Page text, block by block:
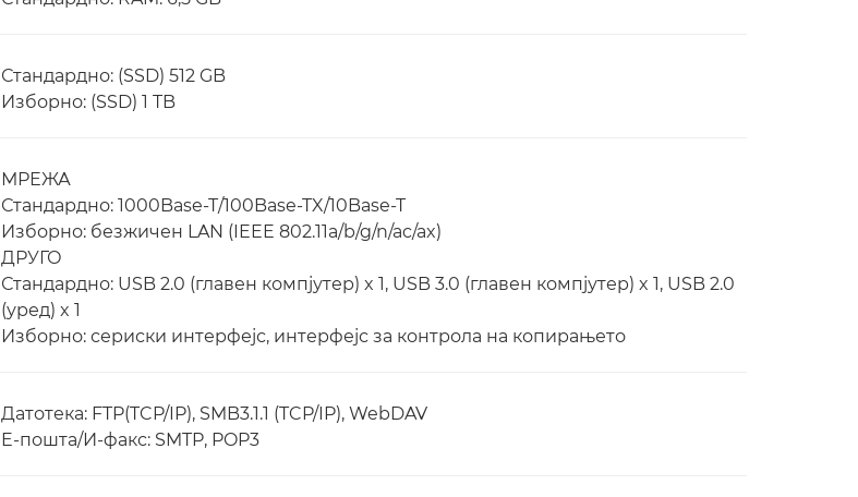
Стандардно: (SSD) 512 GB
Изборно: (SSD) 1 TB
МРЕЖА
Стандардно: 1000Base-T/100Base-TX/10Base-T
Изборно: безжичен LAN (IEEE 802.11a/b/g/n/ac/ax)
ДРУГО
Стандардно: USB 2.0 (главен компјутер) x 1, USB 3.0 (главен компјутер) x 1, USB 2.0
(уред) x 1
Изборно: сериски интерфејс, интерфејс за контрола на копирањето
Датотека: FTP(TCP/IP), SMB3.1.1 (TCP/IP), WebDAV
E-пошта/И-факс: SMTP, POP3